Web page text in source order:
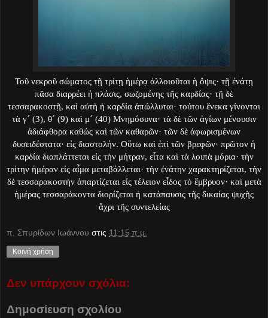
Τοῦ νεκροῦ σώματος τῇ τρίτῃ ἡμέρᾳ ἀλλοιοῦται ἡ ὄψις· τῇ ἐνάτῃ
πᾶσα διαρρέει ἡ πλάσις, σωζομένης τῆς καρδίας· τῇ δὲ
τεσσαρακοστῇ, καὶ αὐτὴ ἡ καρδία ἀπώλλυται· τούτου ἕνεκα γίνονται
τὰ γ´ (3), θ´ (9) καὶ μ´ (40) Μνημόσυνα· τὰ δὲ τῶν ἁγίων μένουσιν
ἀδιάφθορα καθώς καὶ τῶν καθαρῶν· τῶν δὲ ἀφωρισμένων
δυσειδέστατα· εἰς διαστολήν. Οὕτω καὶ ἐπὶ τῶν βρεφῶν· πρῶτον ἡ
καρδία διαπλάττεται εἰς τὴν μήτραν, εἶτα καὶ τὰ λοιπὰ μόρια· τὴν
τρίτην ἡμέραν εἰς αἷμα μεταβάλλεται· τὴν ἐνάτην χαρακτηρίζεται, τὴν
δὲ τεσσαρακοστὴν ἀπαρτίζεται εἰς τέλειον εἶδος τὸ ἔμβρυον· καὶ μετὰ
ἡμέρας τεσσαράκοντα διορίζεται ἡ κατάπαυσις τῆς δικαίας ψυχῆς
ἄχρι τῆς συντελείας
π. Σπυρίδων Ιωάννου στις 11:15 π.μ.
Κοινή χρήση
Δεν υπάρχουν σχόλια:
Δημοσίευση σχολίου